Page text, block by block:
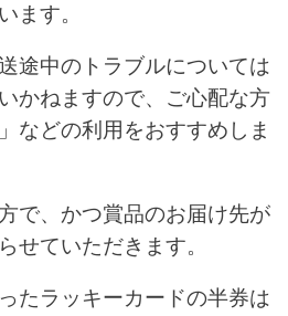
ます。
途中のトラブルについては
かねますので、ご心配な方
などの利用をおすすめしま
で、かつ賞品のお届け先が
せていただきます。
たラッキーカードの半券は